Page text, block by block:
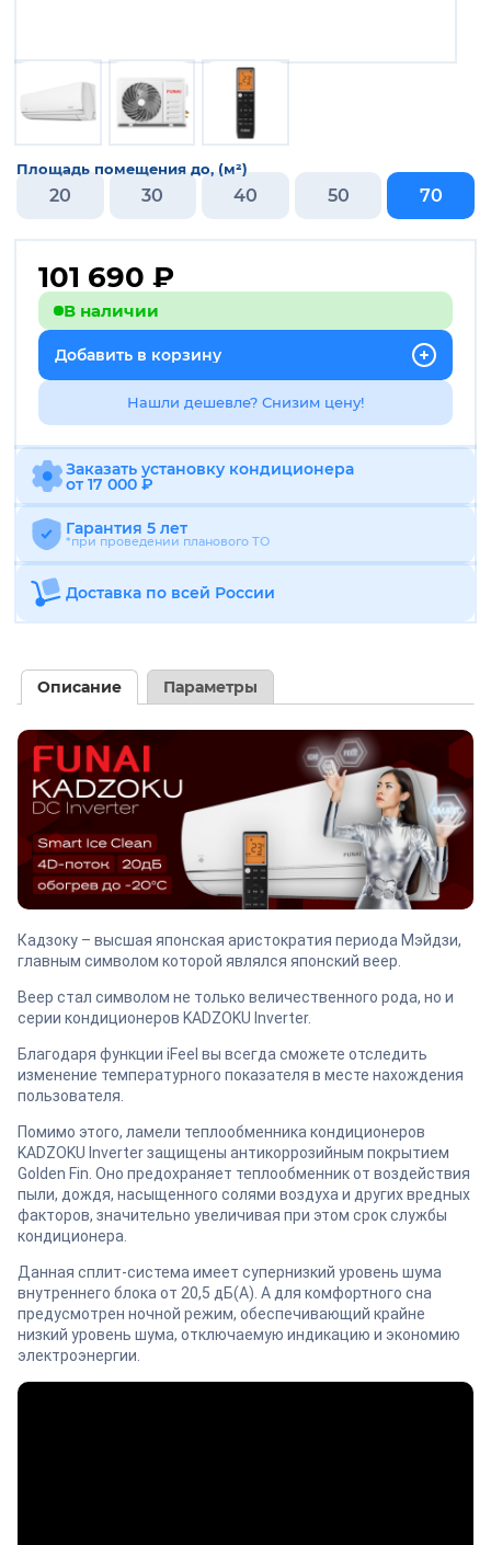
Площадь помещения до, (м²)
20 30 40 50 70
101 690 ₽
В наличии
Добавить в корзину
Нашли дешевле? Снизим цену!
Заказать установку кондиционера
от 17 000 ₽
Гарантия 5 лет
*при проведении планового ТО
Доставка по всей России
Описание Параметры
Кадзоку – высшая японская аристократия периода Мэйдзи,
главным символом которой являлся японский веер.
Веер стал символом не только величественного рода, но и
серии кондиционеров KADZOKU Inverter.
Благодаря функции iFeel вы всегда сможете отследить
изменение температурного показателя в месте нахождения
пользователя.
Помимо этого, ламели теплообменника кондиционеров
KADZOKU Inverter защищены антикоррозийным покрытием
Golden Fin. Оно предохраняет теплообменник от воздействия
пыли, дождя, насыщенного солями воздуха и других вредных
факторов, значительно увеличивая при этом срок службы
кондиционера.
Данная сплит-система имеет супернизкий уровень шума
внутреннего блока от 20,5 дБ(А). А для комфортного сна
предусмотрен ночной режим, обеспечивающий крайне
низкий уровень шума, отключаемую индикацию и экономию
электроэнергии.